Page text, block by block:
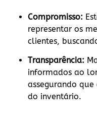
Compromisso:
representar os
clientes,
Transparência:
informados ao
assegurando
do inventário.